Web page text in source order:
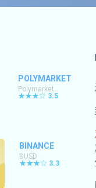
POLYMARKET
Polymarket
★★★☆ 3.5
BINANCE
BUSD
★★★☆ 3.3